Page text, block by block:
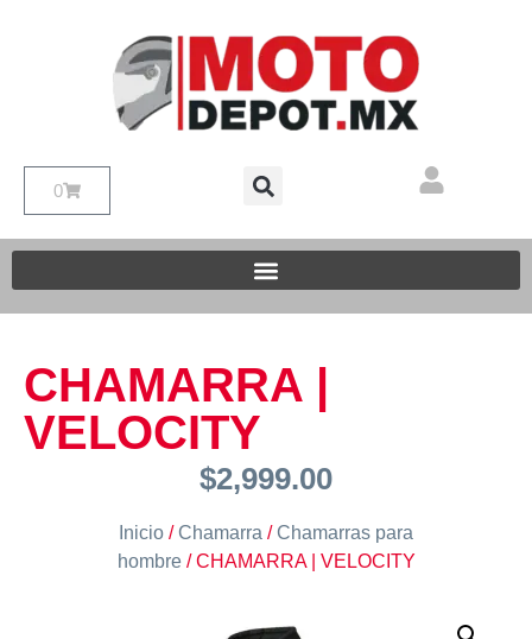
0
CHAMARRA |
VELOCITY
$2,999.00
Inicio /Chamarra /Chamarras para
hombre/ CHAMARRA | VELOCITY